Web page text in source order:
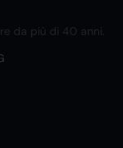
da più di 40 anni.